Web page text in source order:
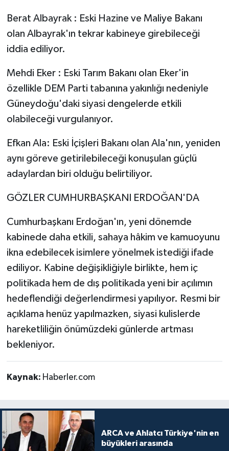
Berat Albayrak : Eski Hazine ve Maliye Bakanı
olan Albayrak'ın tekrar kabineye girebileceği
iddia ediliyor.
Mehdi Eker : Eski Tarım Bakanı olan Eker'in
özellikle DEM Parti tabanına yakınlığı nedeniyle
Güneydoğu'daki siyasi dengelerde etkili
olabileceği vurgulanıyor.
Efkan Ala: Eski İçişleri Bakanı olan Ala'nın, yeniden
aynı göreve getirilebileceği konuşulan güçlü
adaylardan biri olduğu belirtiliyor.
GÖZLER CUMHURBAŞKANI ERDOĞAN'DA
Cumhurbaşkanı Erdoğan'ın, yeni dönemde
kabinede daha etkili, sahaya hâkim ve kamuoyunu
ikna edebilecek isimlere yönelmek istediği ifade
ediliyor. Kabine değişikliğiyle birlikte, hem iç
politikada hem de dış politikada yeni bir açılımın
hedeflendiği değerlendirmesi yapılıyor. Resmi bir
açıklama henüz yapılmazken, siyasi kulislerde
hareketliliğin önümüzdeki günlerde artması
bekleniyor.
Kaynak: Haberler.com
ARCA ve Ahlatcı Türkiye'nin en
büyükleri arasında